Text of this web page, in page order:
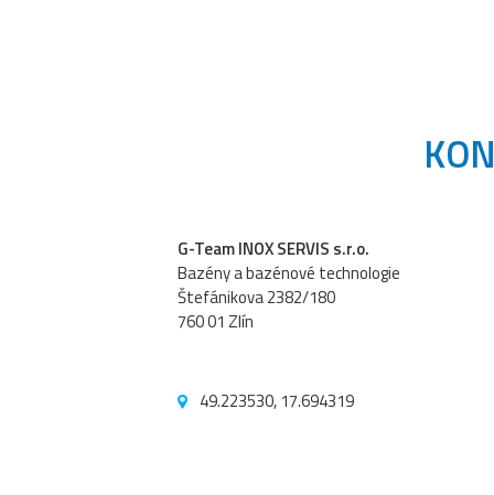
G-Team INOX SERVIS s.r.o.
Bazény a bazénové technologie
Štefánikova 2382/180
760 01 Zlín
49.223530, 17.694319